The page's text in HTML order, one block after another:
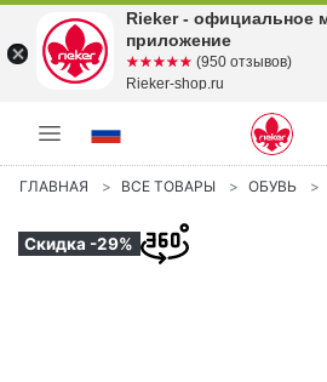
ГЛАВНАЯ ВСЕ ТОВАРЫ ОБУВЬ
Скидка -29%
Rieker - официальное
приложение
☆☆☆☆☆
★★★★★ (950 отзывов)
Rieker-shop.ru